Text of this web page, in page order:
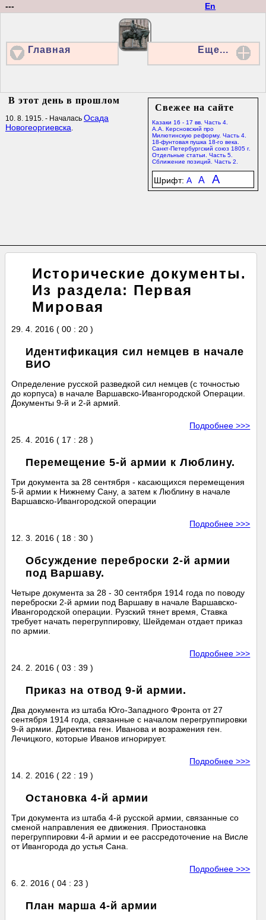
En
---
Главная Еще...
Свежее на сайте
Казаки 16 - 17 вв. Часть 4.
А.А. Керсновский про
Милютинскую реформу. Часть 4.
18-фунтовая пушка 18-го века.
Санкт-Петербургский союз 1805 г.
Отдельные статьи. Часть 5.
Сближение позиций. Часть 2.
Шрифт: A A A
В этот день в прошлом
10. 8. 1915. - Началась Осада
Новогеоргиевска.
Исторические документы.
Из раздела: Первая
Мировая
29. 4. 2016 ( 00 : 20 )
Идентификация сил немцев в начале
ВИО
Определение русской разведкой сил немцев (с точностью
до корпуса) в начале Варшавско-Ивангородской Операции.
Документы 9-й и 2-й армий.
Подробнее >>>
25. 4. 2016 ( 17 : 28 )
Перемещение 5-й армии к Люблину.
Три документа за 28 сентября - касающихся перемещения
5-й армии к Нижнему Сану, а затем к Люблину в начале
Варшавско-Ивангородской операции
Подробнее >>>
12. 3. 2016 ( 18 : 30 )
Обсуждение переброски 2-й армии
под Варшаву.
Четыре документа за 28 - 30 сентября 1914 года по поводу
переброски 2-й армии под Варшаву в начале Варшавско-
Ивангородской операции. Рузский тянет время, Ставка
требует начать перегруппировку, Шейдеман отдает приказ
по армии.
Подробнее >>>
24. 2. 2016 ( 03 : 39 )
Приказ на отвод 9-й армии.
Два документа из штаба Юго-Западного Фронта от 27
сентября 1914 года, связанные с началом перегруппировки
9-й армии. Директива ген. Иванова и возражения ген.
Лечицкого, которые Иванов игнорирует.
Подробнее >>>
14. 2. 2016 ( 22 : 19 )
Остановка 4-й армии
Три документа из штаба 4-й русской армии, связанные со
сменой направления ее движения. Приостановка
перегруппировки 4-й армии и ее рассредоточение на Висле
от Ивангорода до устья Сана.
Подробнее >>>
6. 2. 2016 ( 04 : 23 )
План марша 4-й армии